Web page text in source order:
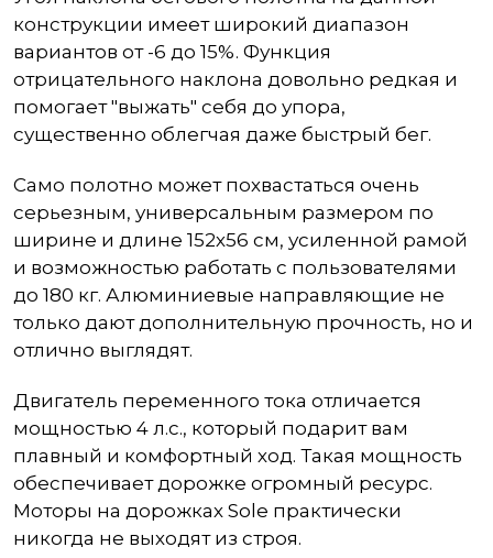
конструкции имеет широкий диапазон
вариантов от -6 до 15%. Функция
отрицательного наклона довольно редкая и
помогает "выжать" себя до упора,
существенно облегчая даже быстрый бег.
Само полотно может похвастаться очень
серьезным, универсальным размером по
ширине и длине 152х56 см, усиленной рамой
и возможностью работать с пользователями
до 180 кг. Алюминиевые направляющие не
только дают дополнительную прочность, но и
отлично выглядят.
Двигатель переменного тока отличается
мощностью 4 л.с., который подарит вам
плавный и комфортный ход. Такая мощность
обеспечивает дорожке огромный ресурс.
Моторы на дорожках Sole практически
никогда не выходят из строя.